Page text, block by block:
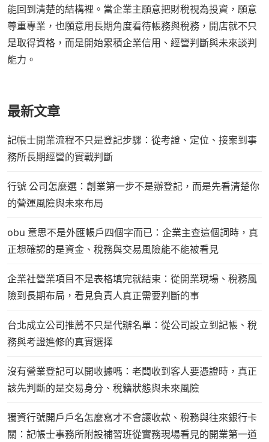
能回到清楚的結構裡。當企業主願意把財稅視為投資，願意
尊重專業，也願意用長期角度看待帳務與稅務，開店就不只
是取得資格，而是開始累積企業信用、經營判斷與未來談判
能力。
最新文章
記帳士開業流程不只是登記步驟：從考證、定位、接案到事
務所長期經營的實戰判斷
行號 公司怎麼選：創業第一步不是辦登記，而是先看清楚你
的營運風險與未來布局
obu 意思不是外匯帳戶四個字而已：企業主查這個詞時，真
正想確認的是資金、稅務與交易風險能不能被看見
企業社營業項目不是表格填完就結束：從開業現場、稅務風
險到長期布局，看見負責人真正需要判斷的事
台北成立公司推薦不只是代辦名單：從公司設立到記帳、稅
務與考證進修的真實選擇
沒有營業登記可以開收據嗎：老闆收到客人要憑證時，真正
該先判斷的是交易身分、稅籍狀態與未來風險
獨資行號開戶戶名怎麼寫才不會讓收款、稅務與往來銀行卡
關：記帳士事務所附設補習班從實務現場看見的開業第一道